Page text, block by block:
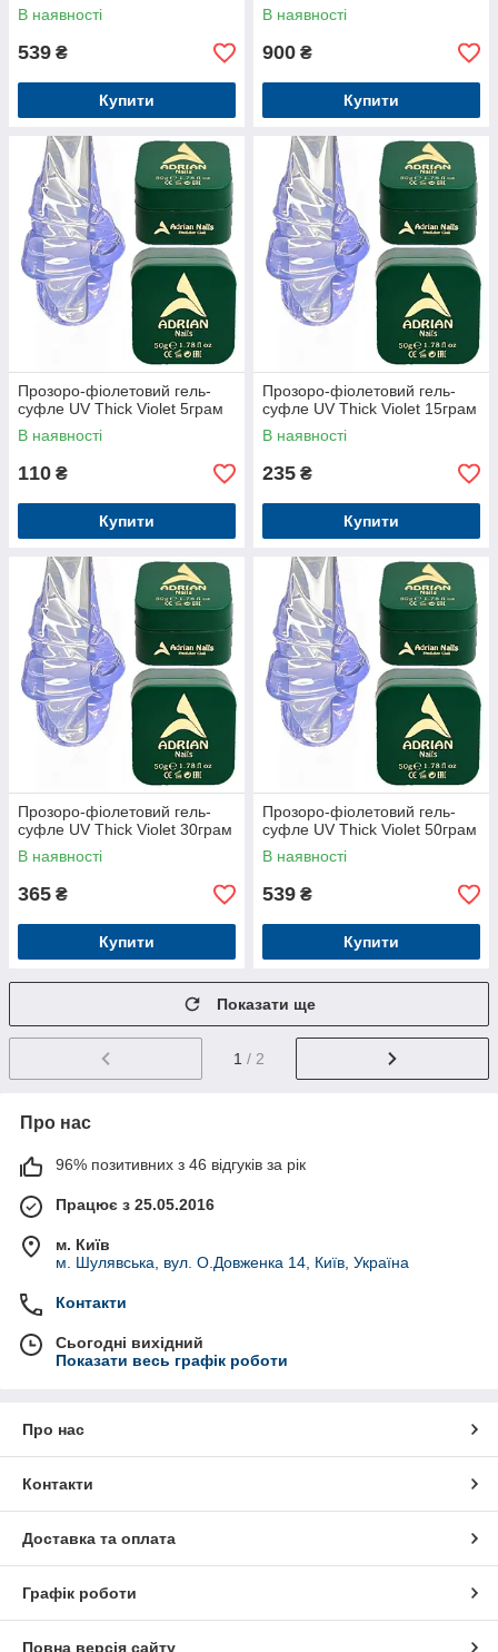
В наявності
539 ₴
Купити
В наявності
900 ₴
Купити
Прозоро-фіолетовий гель-
суфле UV Thick Violet 5грам
В наявності
110 ₴
Купити
Прозоро-фіолетовий гель-
суфле UV Thick Violet 15грам
В наявності
235 ₴
Купити
Прозоро-фіолетовий гель-
суфле UV Thick Violet 30грам
В наявності
365 ₴
Купити
Прозоро-фіолетовий гель-
суфле UV Thick Violet 50грам
В наявності
539 ₴
Купити
Показати ще
1 / 2
Про нас
96% позитивних з 46 відгуків за рік
Працює з 25.05.2016
м. Київ
м. Шулявська, вул. О.Довженка 14, Київ, Україна
Контакти
Сьогодні вихідний
Показати весь графік роботи
Про нас
Контакти
Доставка та оплата
Графік роботи
Повна версія сайту